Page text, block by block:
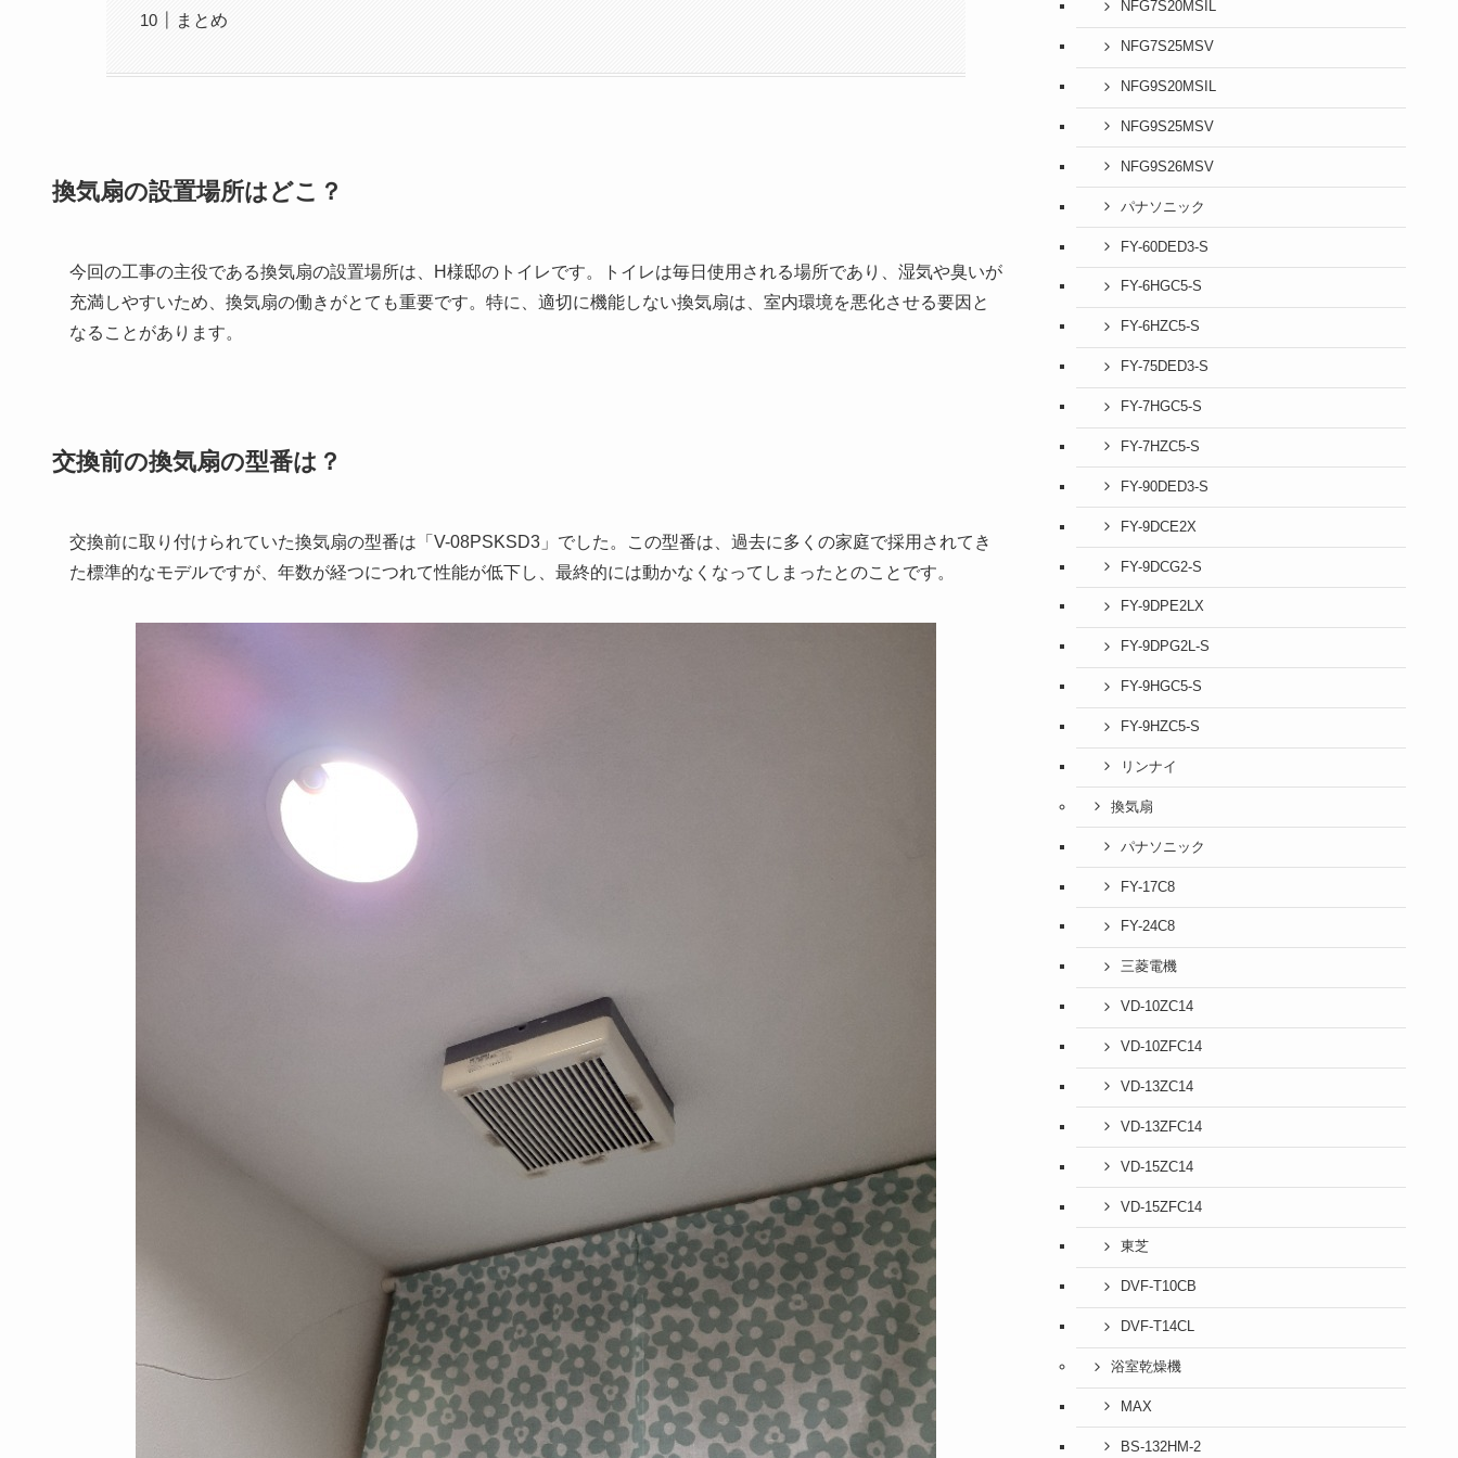
まとめ
換気扇の設置場所はどこ？
今回の工事の主役である換気扇の設置場所は、H様邸のトイレです。トイレは毎日使用される場所であり、湿気や臭いが
充満しやすいため、換気扇の働きがとても重要です。特に、適切に機能しない換気扇は、室内環境を悪化させる要因と
なることがあります。
交換前の換気扇の型番は？
交換前に取り付けられていた換気扇の型番は「V-08PSKSD3」でした。この型番は、過去に多くの家庭で採用されてき
た標準的なモデルですが、年数が経つにつれて性能が低下し、最終的には動かなくなってしまったとのことです。
NFG7S20MSIL
NFG7S25MSV
NFG9S20MSIL
NFG9S25MSV
NFG9S26MSV
パナソニック
FY-60DED3-S
FY-6HGC5-S
FY-6HZC5-S
FY-75DED3-S
FY-7HGC5-S
FY-7HZC5-S
FY-90DED3-S
FY-9DCE2X
FY-9DCG2-S
FY-9DPE2LX
FY-9DPG2L-S
FY-9HGC5-S
FY-9HZC5-S
リンナイ
換気扇
パナソニック
FY-17C8
FY-24C8
三菱電機
VD-10ZC14
VD-10ZFC14
VD-13ZC14
VD-13ZFC14
VD-15ZC14
VD-15ZFC14
東芝
DVF-T10CB
DVF-T14CL
浴室乾燥機
MAX
BS-132HM-2